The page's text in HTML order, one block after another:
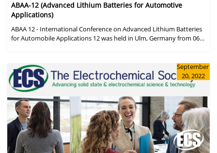
ABAA-12 (Advanced Lithium Batteries for Automotive
Applications)
ABAA 12 - International Conference on Advanced Lithium Batteries
for Automobile Applications 12 was held in Ulm, Germany from 06
September
20, 2022